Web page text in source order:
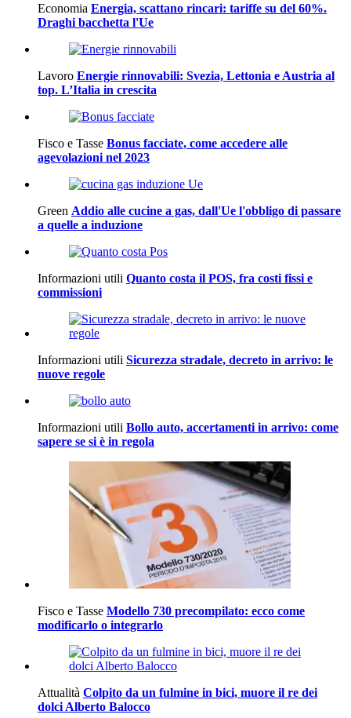
Economia Energia, scattano rincari: tariffe su del 60%.
Draghi bacchetta l'Ue
Lavoro Energie rinnovabili: Svezia, Lettonia e Austria al
top. L’Italia in crescita
Fisco e Tasse Bonus facciate, come accedere alle
agevolazioni nel 2023
Green Addio alle cucine a gas, dall'Ue l'obbligo di passare
a quelle a induzione
Informazioni utili Quanto costa il POS, fra costi fissi e
commissioni
Informazioni utili Sicurezza stradale, decreto in arrivo: le
nuove regole
Informazioni utili Bollo auto, accertamenti in arrivo: come
sapere se si è in regola
Fisco e Tasse Modello 730 precompilato: ecco come
modificarlo o integrarlo
Attualità Colpito da un fulmine in bici, muore il re dei
dolci Alberto Balocco